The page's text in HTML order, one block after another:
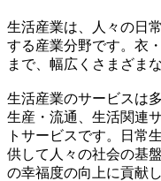
生活産業は、人々の日
する産業分野です。衣
まで、幅広くさまざま
生活産業のサービスは
生産・流通、生活関連
トサービスです。日常
供して人々の社会の基
の幸福度の向上に貢献